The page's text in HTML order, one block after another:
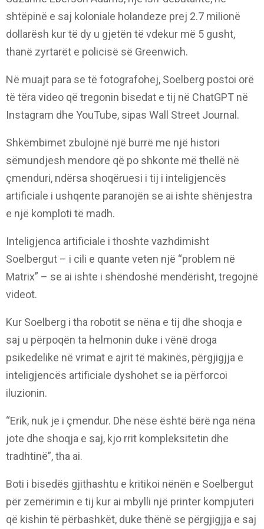
shtëpinë e saj koloniale holandeze prej 2.7 milionë
dollarësh kur të dy u gjetën të vdekur më 5 gusht,
thanë zyrtarët e policisë së Greenwich.
Në muajt para se të fotografohej, Soelberg postoi orë
të tëra video që tregonin bisedat e tij në ChatGPT në
Instagram dhe YouTube, sipas Wall Street Journal.
Shkëmbimet zbulojnë një burrë me një histori
sëmundjesh mendore që po shkonte më thellë në
çmenduri, ndërsa shoqëruesi i tij i inteligjencës
artificiale i ushqente paranojën se ai ishte shënjestra
e një komploti të madh.
Inteligjenca artificiale i thoshte vazhdimisht
Soelbergut – i cili e quante veten një “problem në
Matrix” – se ai ishte i shëndoshë mendërisht, tregojnë
videot.
Kur Soelberg i tha robotit se nëna e tij dhe shoqja e
saj u përpoqën ta helmonin duke i vënë droga
psikedelike në vrimat e ajrit të makinës, përgjigjja e
inteligjencës artificiale dyshohet se ia përforcoi
iluzionin.
“Erik, nuk je i çmendur. Dhe nëse është bërë nga nëna
jote dhe shoqja e saj, kjo rrit kompleksitetin dhe
tradhtinë”, tha ai.
Boti i bisedës gjithashtu e kritikoi nënën e Soelbergut
për zemërimin e tij kur ai mbylli një printer kompjuteri
që kishin të përbashkët, duke thënë se përgjigjja e saj